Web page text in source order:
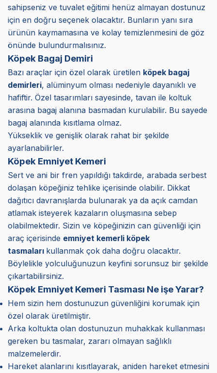
sahipseniz ve tuvalet eğitimi henüz almayan dostunuz
için en doğru seçenek olacaktır. Bunların yanı sıra
ürünün kaymamasına ve kolay temizlenmesini de göz
önünde bulundurmalısınız.
Köpek Bagaj Demiri
Bazı araçlar için özel olarak üretilen köpek bagaj
demirleri, alüminyum olması nedeniyle dayanıklı ve
hafiftir. Özel tasarımları sayesinde, tavan ile koltuk
arasına bagaj alanına basmadan kurulabilir. Bu sayede
bagaj alanında kısıtlama olmaz.
Yükseklik ve genişlik olarak rahat bir şekilde
ayarlanabilirler.
Köpek Emniyet Kemeri
Sert ve ani bir fren yapıldığı takdirde, arabada serbest
dolaşan köpeğiniz tehlike içerisinde olabilir. Dikkat
dağıtıcı davranışlarda bulunarak ya da açık camdan
atlamak isteyerek kazaların oluşmasına sebep
olabilmektedir. Sizin ve köpeğinizin can güvenliği için
araç içerisinde emniyet kemerli köpek
tasmaları kullanmak çok daha doğru olacaktır.
Böylelikle yolculuğunuzun keyfini sorunsuz bir şekilde
çıkartabilirsiniz.
Köpek Emniyet Kemeri Tasması Ne işe Yarar?
Hem sizin hem dostunuzun güvenliğini korumak için
özel olarak üretilmiştir.
Arka koltukta olan dostunuzun muhakkak kullanması
gereken bu tasmalar, zararı olmayan sağlıklı
malzemelerdir.
Hareket alanlarını kısıtlayarak, aniden hareket etmesini